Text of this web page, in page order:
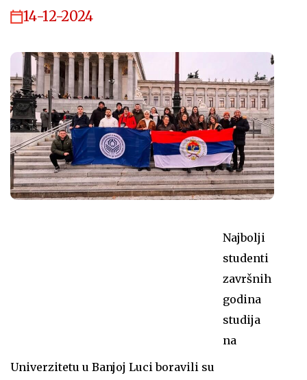
14-12-2024
Najbolji
studenti
završnih
godina
studija
na
Univerzitetu u Banjoj Luci boravili su